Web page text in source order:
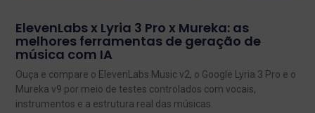
ElevenLabs x Lyria 3 Pro x Mureka: as
melhores ferramentas de geração de
música com IA
Ouça e compare o ElevenLabs Music v2, o Google Lyria 3 Pro e o
Mureka v9 por meio de testes controlados com vocais,
instrumentos e a estrutura real das músicas.